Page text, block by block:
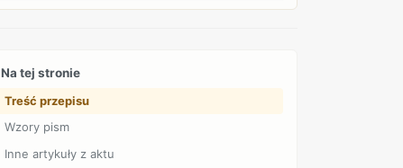
Na tej stronie
Treść przepisu
Wzory pism
Inne artykuły z aktu